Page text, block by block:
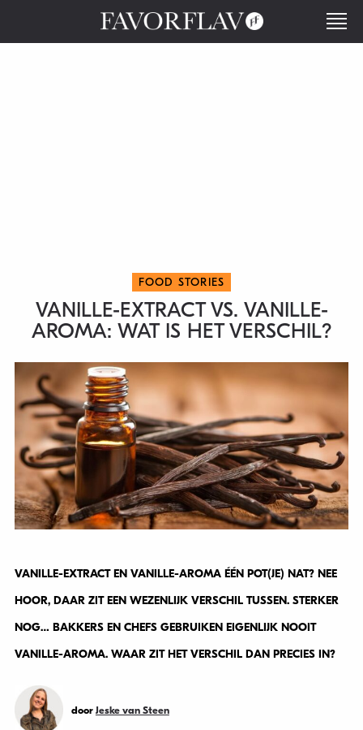
FOOD STORIES
VANILLE-EXTRACT VS. VANILLE-
AROMA: WAT IS HET VERSCHIL?
VANILLE-EXTRACT EN VANILLE-AROMA ÉÉN POT(JE) NAT? NEE
HOOR, DAAR ZIT EEN WEZENLIJK VERSCHIL TUSSEN. STERKER
NOG… BAKKERS EN CHEFS GEBRUIKEN EIGENLIJK NOOIT
VANILLE-AROMA. WAAR ZIT HET VERSCHIL DAN PRECIES IN?
door Jeske van Steen